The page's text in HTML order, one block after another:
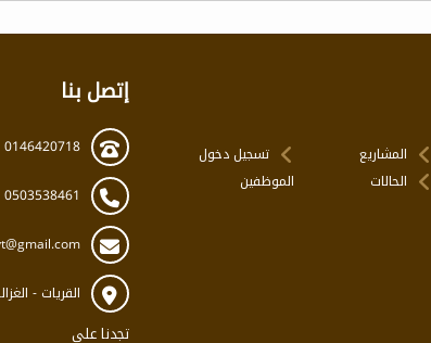
المشاريع
الحالات
تسجيل دخول
الموظفين
إتصل بنا
0146420718
0503538461
القريات -
تجدنا على